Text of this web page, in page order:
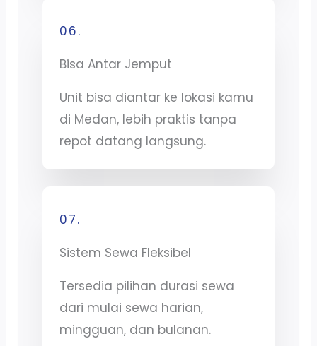
06.
Bisa Antar Jemput
Unit bisa diantar ke lokasi kamu
di Medan, lebih praktis tanpa
repot datang langsung.
07.
Sistem Sewa Fleksibel
Tersedia pilihan durasi sewa
dari mulai sewa harian,
mingguan, dan bulanan.